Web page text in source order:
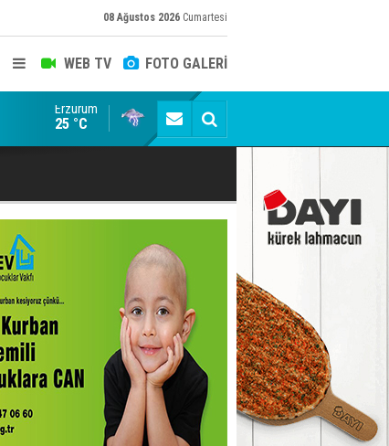
08 Ağustos 2026 Cumartesi
WEB TV FOTO GALERİ
Erzurumspor Store'de yoğunluk
Erzurum
25 °C